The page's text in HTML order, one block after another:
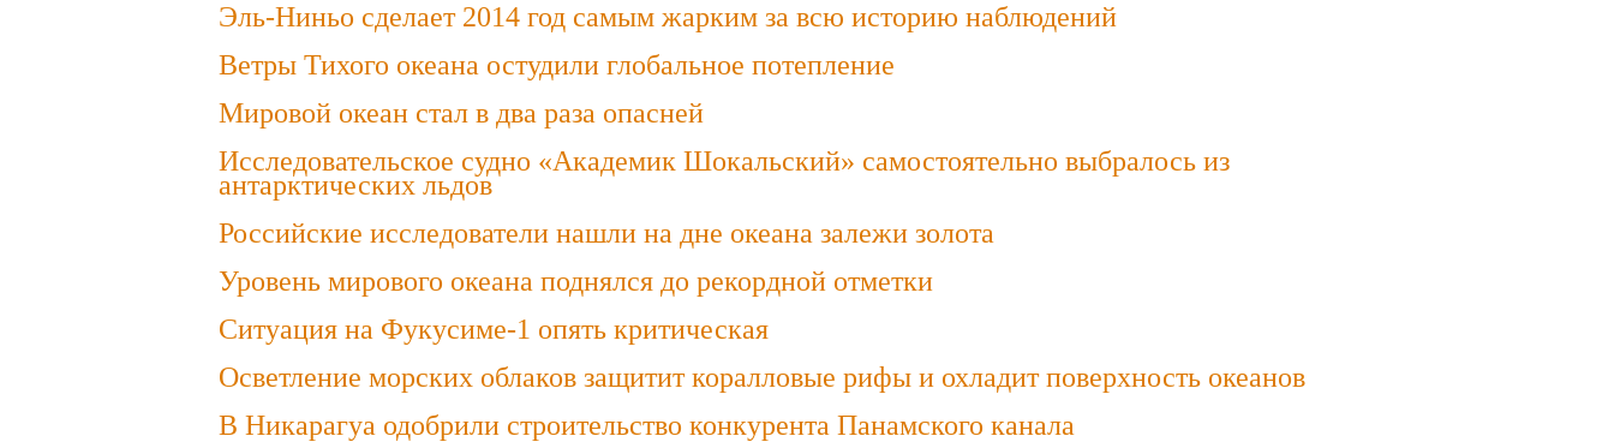
Эль-Ниньо сделает 2014 год самым жарким за всю историю наблюдений
Ветры Тихого океана остудили глобальное потепление
Мировой океан стал в два раза опасней
Исследовательское судно «Академик Шокальский» самостоятельно выбралось из
антарктических льдов
Российские исследователи нашли на дне океана залежи золота
Уровень мирового океана поднялся до рекордной отметки
Ситуация на Фукусиме-1 опять критическая
Осветление морских облаков защитит коралловые рифы и охладит поверхность океанов
В Никарагуа одобрили строительство конкурента Панамского канала